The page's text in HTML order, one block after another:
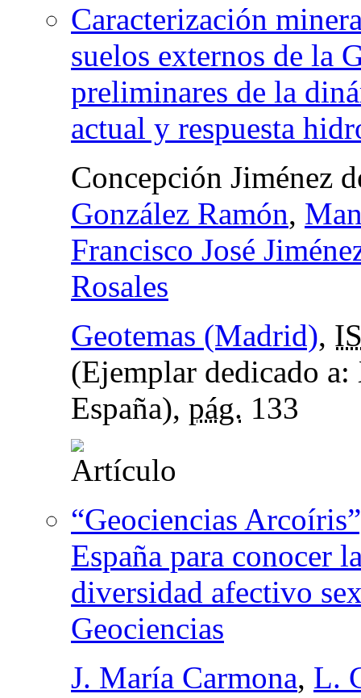
Caracterización
suelos externos de la
preliminares de la
actual y respuesta
Concepción Jiménez
González Ramón,
Francisco José
Rosales
Geotemas (Madrid),
(Ejemplar dedicado
España), pág. 133
“Geociencias
España para conocer
diversidad afectivo
Geociencias
J. María Carmona, L.